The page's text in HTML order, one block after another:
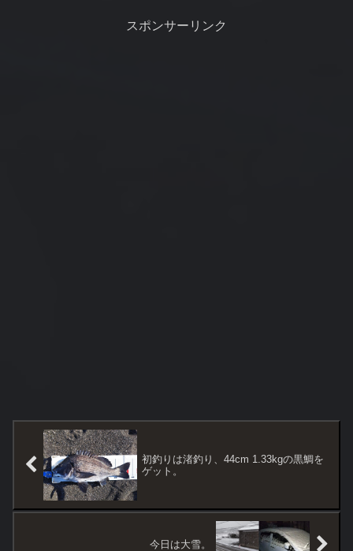
スポンサーリンク
初釣りは渚釣り、44cm 1.33kgの黒鯛を
ゲット。
今日は大雪。